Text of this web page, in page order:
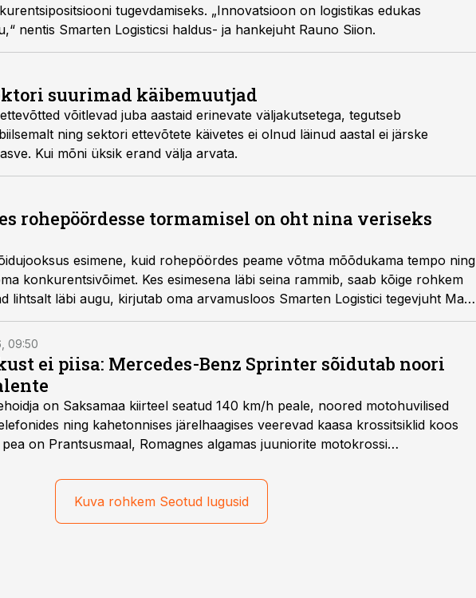
tugevdamiseks. „Innovatsioon on logistikas edukas
nentis Smarten Logisticsi haldus- ja hankejuht Rauno Siion.
suurimad käibemuutjad
võitlevad juba aastaid erinevate väljakutsetega, tegutseb
ning sektori ettevõtete käivetes ei olnud läinud aastal ei järske
Kui mõni üksik erand välja arvata.
rohepöördesse tormamisel on oht nina veriseks
esimene, kuid rohepöördes peame võtma mõõdukama tempo ning
konkurentsivõimet. Kes esimesena läbi seina rammib, saab kõige rohkem
lihtsalt läbi augu, kirjutab oma arvamusloos Smarten Logistici tegevjuht Mark
09:50
ei piisa: Mercedes-Benz Sprinter sõidutab noori
on Saksamaa kiirteel seatud 140 km/h peale, noored motohuvilised
ning kahetonnises järelhaagises veerevad kaasa krossitsiklid koos
on Prantsusmaal, Romagnes algamas juuniorite motokrossi
Kuva rohkem Seotud lugusid